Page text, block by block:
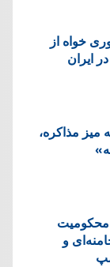
خواه از
ایران
مذاکره،
محکومیت
و